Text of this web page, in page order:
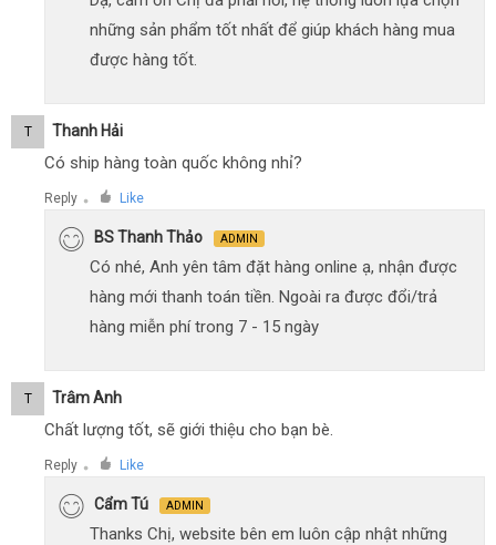
những sản phẩm tốt nhất để giúp khách hàng mua
được hàng tốt.
T Thanh Hải
Có ship hàng toàn quốc không nhỉ?
Reply ● Like
BS Thanh Thảo ADMIN
Có nhé, Anh yên tâm đặt hàng online ạ, nhận được
hàng mới thanh toán tiền. Ngoài ra được đổi/trả
hàng miễn phí trong 7 - 15 ngày
T Trâm Anh
Chất lượng tốt, sẽ giới thiệu cho bạn bè.
Reply ● Like
Cẩm Tú ADMIN
Thanks Chị, website bên em luôn cập nhật những